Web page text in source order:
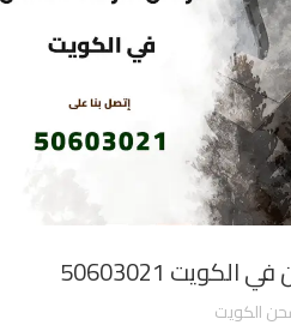
50603021
الكويت